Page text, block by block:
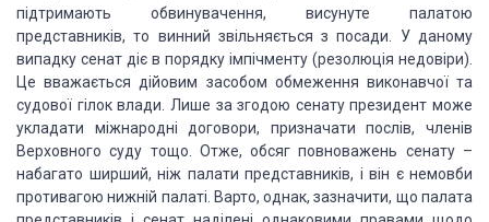
підтримають обви­нувачення, висунуте палатою
представників, то винний звільня­ється з посади. У даному
випадку сенат діє в порядку імпічменту (резолюція недовіри).
Це вважається дійовим засобом обмеження виконавчої та
судової гілок влади. Лише за згодою сенату прези­дент може
укладати міжнародні договори, призначати послів, членів
Верховного суду тощо. Отже, обсяг повноважень сенату –
набагато ширший, ніж палати представників, і він є немовби
проти­вагою нижній палаті. Варто, однак, зазначити, що палата